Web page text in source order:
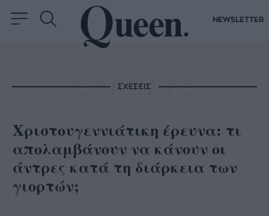
NEWSLETTER
ΣΧΕΣΕΙΣ
Χριστουγεννιάτικη έρευνα: τι
απολαμβάνουν να κάνουν οι
άντρες κατά τη διάρκεια των
γιορτών;